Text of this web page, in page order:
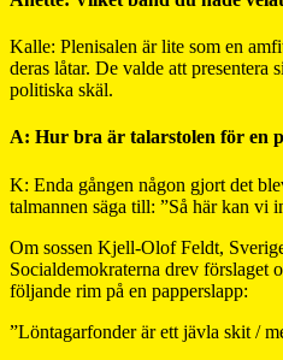
Kalle: Plenisalen är lite som en
deras låtar. De valde att presentera
politiska skäl.
A: Hur bra är talarstolen för en
K: Enda gången någon gjort det
talmannen säga till: ”Så här kan vi
Om sossen Kjell-Olof Feldt,
Socialdemokraterna drev förslaget
följande rim på en papperslapp:
”Löntagarfonder är ett jävla skit /